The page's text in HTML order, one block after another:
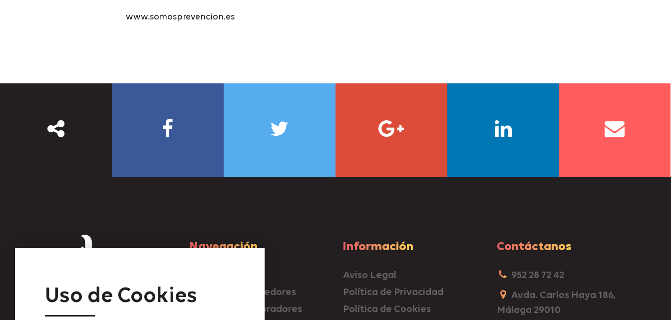
www.somosprevencion.es
Navegación
Servicios a vendedores
Servicios a compradores
Información
Aviso Legal
Política de Privacidad
Política de Cookies
Contáctanos
952 28 72 42
Avda. Carlos Haya 186,
Málaga 29010
Uso de Cookies